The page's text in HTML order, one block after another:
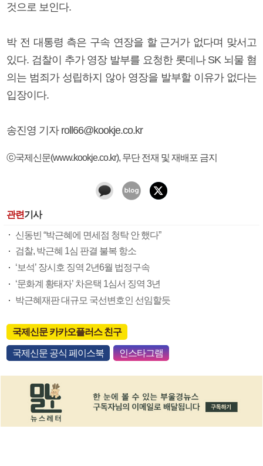
것으로 보인다.
박 전 대통령 측은 구속 연장을 할 근거가 없다며 맞서고
있다. 검찰이 추가 영장 발부를 요청한 롯데나 SK 뇌물 혐
의는 범죄가 성립하지 않아 영장을 발부할 이유가 없다는
입장이다.
송진영 기자 roll66@kookje.co.kr
ⓒ국제신문(www.kookje.co.kr), 무단 전재 및 재배포 금지
관련기사
신동빈 “박근혜에 면세점 청탁 안 했다”
검찰, 박근혜 1심 판결 불복 항소
‘보석’ 장시호 징역 2년6월 법정구속
‘문화계 황태자’ 차은택 1심서 징역 3년
박근혜재판 대규모 국선변호인 선임할듯
국제신문 카카오플러스 친구
국제신문 공식 페이스북 인스타그램